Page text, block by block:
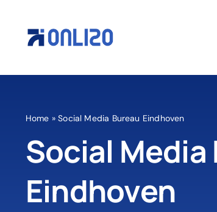
inhoud
Home »Social Media Bureau Eindhoven
Social Media
Eindhoven